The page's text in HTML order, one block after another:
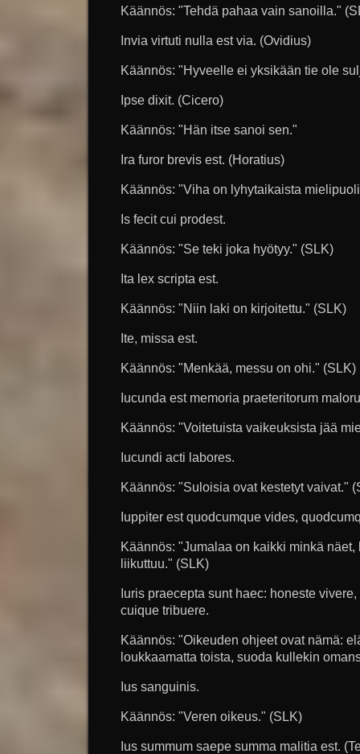
Käännös: "Tehdä pahaa vain sanoilla."
Invia virtuti nulla est via. (Ovidius)
Käännös: "Hyveelle ei yksikään tie ole
Ipse dixit. (Cicero)
Käännös: "Hän itse sanoi sen."
Ira furor brevis est. (Horatius)
Käännös: "Viha on lyhytaikaista
Is fecit cui prodest.
Käännös: "Se teki joka hyötyy." (SLK)
Ita lex scripta est.
Käännös: "Niin laki on kirjoitettu." (SLK)
Ite, missa est.
Käännös: "Menkää, messu on ohi." (SLK)
Iucunda est memoria praeteritorum
Käännös: "Voitetuista vaikeuksista jää
Iucundi acti labores.
Käännös: "Suloisia ovat kestetyt vaivat."
Iuppiter est quodcumque vides,
Käännös: "Jumalaa on kaikki minkä
liikuttuu." (SLK)
Iuris praecepta sunt haec: honeste
cuique tribuere.
Käännös: "Oikeuden ohjeet ovat nämä:
loukkaamatta toista, suoda kullekin
Ius sanguinis.
Käännös: "Veren oikeus." (SLK)
Ius summum saepe summa malitia est.